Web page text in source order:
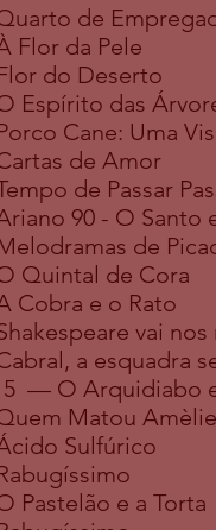
de
Flor da Pele
do Deserto
Espírito das
Cane: Uma
de Amor
de Passar
90 - O Santo
de
Quintal de Cora
Cobra e o Rato
vai
a esquadra
— O Arquidiabo
Matou
Sulfúrico
Pastelão e a Torta